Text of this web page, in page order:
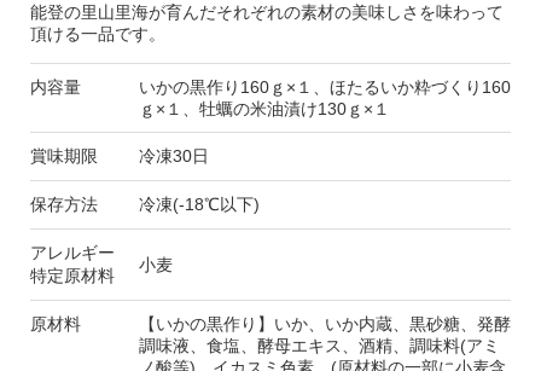
能登の里山里海が育んだそれぞれの素材の美味しさを味わって
頂ける一品です。
内容量
いかの黒作り160ｇ×１、ほたるいか粋づくり160
ｇ×１、牡蠣の米油漬け130ｇ×１
賞味期限 冷凍30日
保存方法 冷凍(-18℃以下)
アレルギー
特定原材料
小麦
原材料
【いかの黒作り】いか、いか内蔵、黒砂糖、発酵
調味液、食塩、酵母エキス、酒精、調味料(アミ